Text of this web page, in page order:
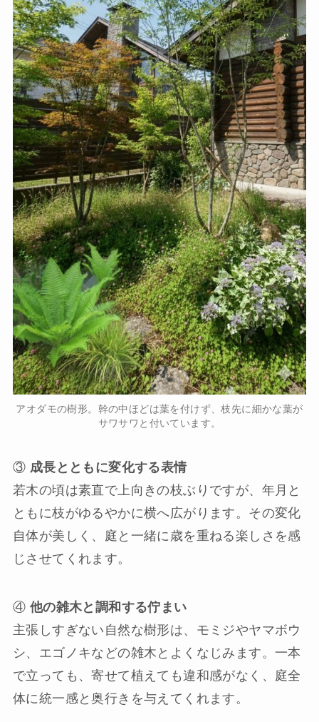
アオダモの樹形。幹の中ほどは葉を付けず、枝先に細かな葉が
サワサワと付いています。
③ 成長とともに変化する表情
若木の頃は素直で上向きの枝ぶりですが、年月と
ともに枝がゆるやかに横へ広がります。その変化
自体が美しく、庭と一緒に歳を重ねる楽しさを感
じさせてくれます。
④ 他の雑木と調和する佇まい
主張しすぎない自然な樹形は、モミジやヤマボウ
シ、エゴノキなどの雑木とよくなじみます。一本
で立っても、寄せて植えても違和感がなく、庭全
体に統一感と奥行きを与えてくれます。